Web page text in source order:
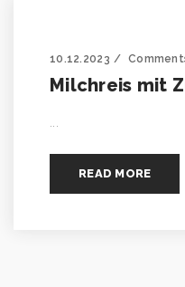
10.12.2023
Milchreis mit
READ MORE